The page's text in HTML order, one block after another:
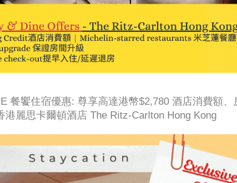
餐饗住宿優惠: 尊享高達港幣$2,780 酒店消費額、
港麗思卡爾頓酒店 The Ritz-Carlton Hong Kong